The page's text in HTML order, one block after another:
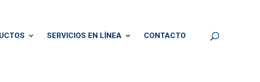
SERVICIOS EN LÍNEA CONTACTO